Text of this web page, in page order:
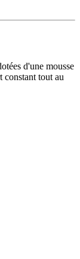
d'une mousse
constant tout au